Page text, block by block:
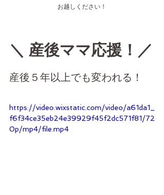
お越しください！
＼ 産後ママ応援！／
産後５年以上でも変われる！
https://video.wixstatic.com/video/a61da1_
f6f34ce35eb24e39929f45f2dc571f81/72
0p/mp4/file.mp4